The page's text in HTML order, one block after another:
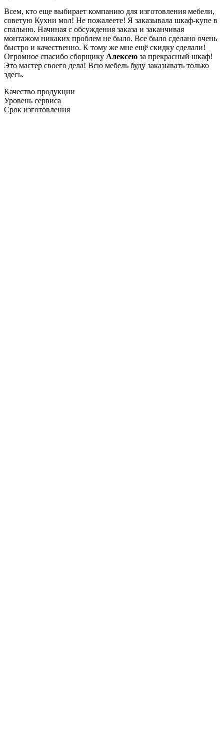
Всем, кто еще выбирает компанию для изготовления мебели,
советую Кухни мол! Не пожалеете! Я заказывала шкаф-купе в
спальню. Начиная с обсуждения заказа и заканчивая
монтажом никаких проблем не было. Все было сделано очень
быстро и качественно. К тому же мне ещё скидку сделали!
Огромное спасибо сборщику Алексею за прекрасный шкаф!
Это мастер своего дела! Всю мебель буду заказывать только
здесь.
Качество продукции
Уровень сервиса
Срок изготовления